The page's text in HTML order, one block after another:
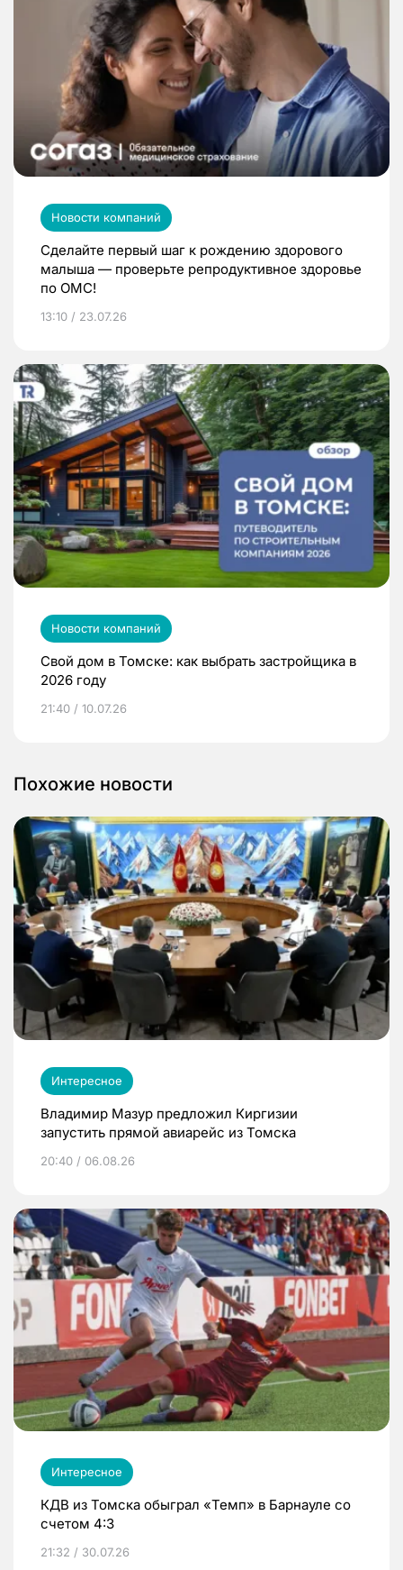
Новости компаний
Сделайте первый шаг к рождению здорового
малыша — проверьте репродуктивное здоровье
по ОМС!
13:10 / 23.07.26
Новости компаний
Свой дом в Томске: как выбрать застройщика в
2026 году
21:40 / 10.07.26
Похожие новости
Интересное
Владимир Мазур предложил Киргизии
запустить прямой авиарейс из Томска
20:40 / 06.08.26
Интересное
КДВ из Томска обыграл «Темп» в Барнауле со
счетом 4:3
21:32 / 30.07.26